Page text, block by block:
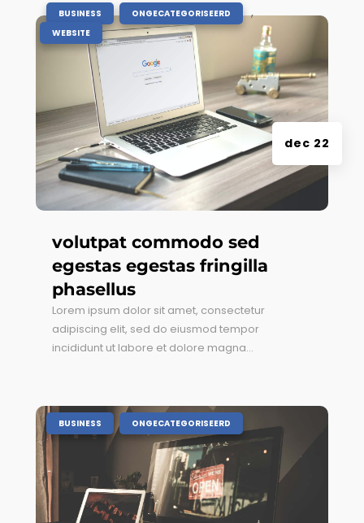
volutpat commodo sed
egestas egestas fringilla
phasellus
dec 22
BUSINESS ONGECATEGORISEERD ,
WEBSITE
Lorem ipsum dolor sit amet, consectetur
adipiscing elit, sed do eiusmod tempor
incididunt ut labore et dolore magna...
BUSINESS ONGECATEGORISEERD